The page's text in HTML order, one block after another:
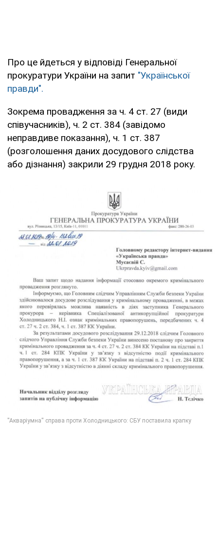
Про це йдеться у відповіді Генеральної
прокуратури України на запит "Української
правди".
Зокрема провадження за ч. 4 ст. 27 (види
співучасників), ч. 2 ст. 384 (завідомо
неправдиве показання), ч. 1 ст. 387
(розголошення даних досудового слідства
або дізнання) закрили 29 грудня 2018 року.